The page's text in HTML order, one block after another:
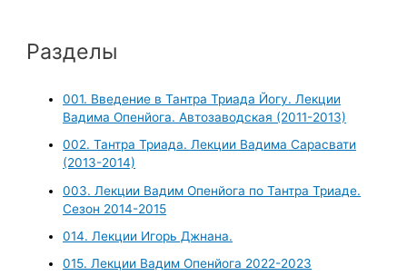
Разделы
001. Введение в Тантра Триада Йогу. Лекции
Вадима Опенйога. Автозаводская (2011-2013)
002. Тантра Триада. Лекции Вадима Сарасвати
(2013-2014)
003. Лекции Вадим Опенйога по Тантра Триаде.
Сезон 2014-2015
014. Лекции Игорь Джнана.
015. Лекции Вадим Опенйога 2022-2023